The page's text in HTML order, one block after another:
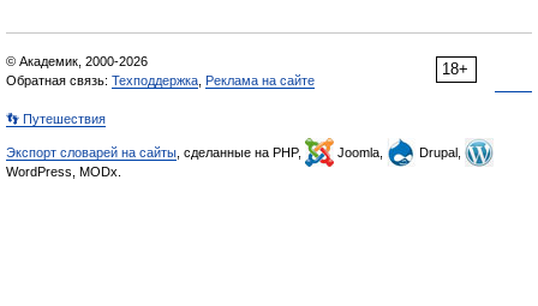
18+
© Академик, 2000-2026
Обратная связь: Техподдержка Реклама на сайте
👣 Путешествия
Экспорт словарей на сайты , сделанные на PHP, Joomla,
Drupal,
WordPress, MODx.